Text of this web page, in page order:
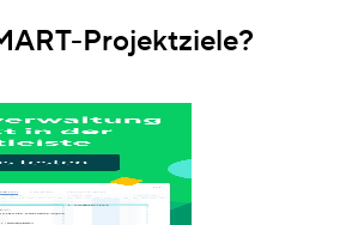
Projektziele?